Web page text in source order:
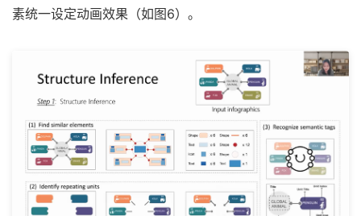
素统一设定动画效果（如图6）。